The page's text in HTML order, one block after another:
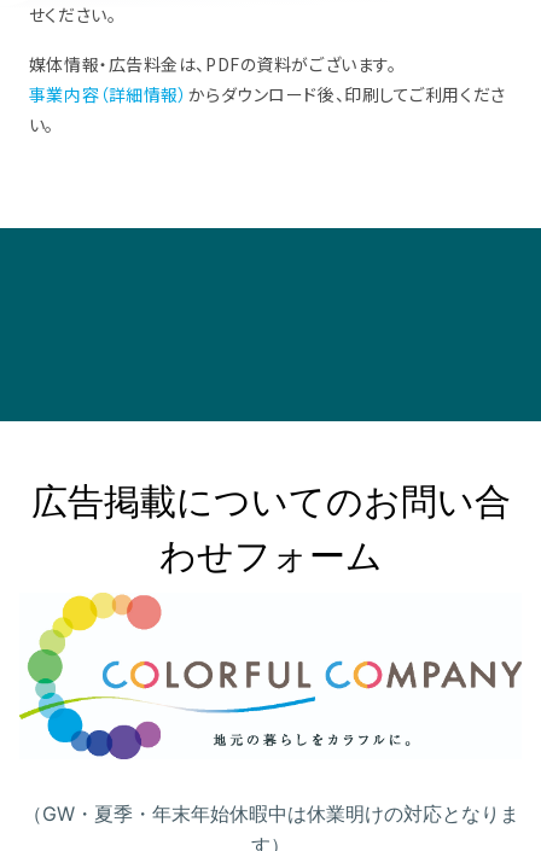
せください。
媒体情報・広告料金は、PDFの資料がございます。
事業内容（詳細情報） からダウンロード後、印刷してご利用くださ
い。